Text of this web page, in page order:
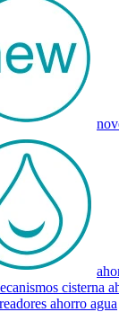
cisterna
ahorro agua